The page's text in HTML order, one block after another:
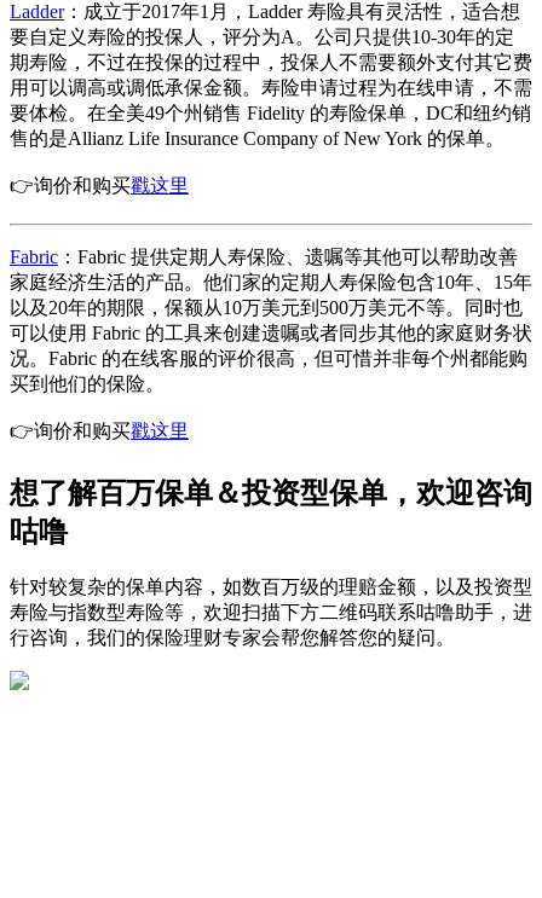
Ladder：成立于2017年1月，Ladder 寿险具有灵活性，适合想
要自定义寿险的投保人，评分为A。公司只提供10-30年的定
期寿险，不过在投保的过程中，投保人不需要额外支付其它费
用可以调高或调低承保金额。寿险申请过程为在线申请，不需
要体检。在全美49个州销售 Fidelity 的寿险保单，DC和纽约销
售的是Allianz Life Insurance Company of New York 的保单。
👉询价和购买戳这里
Fabric ：Fabric 提供定期人寿保险、遗嘱等其他可以帮助改善
家庭经济生活的产品。他们家的定期人寿保险包含10年、15年
以及20年的期限，保额从10万美元到500万美元不等。同时也
可以使用 Fabric 的工具来创建遗嘱或者同步其他的家庭财务状
况。Fabric 的在线客服的评价很高，但可惜并非每个州都能购
买到他们的保险。
👉询价和购买戳这里
想了解百万保单＆投资型保单，欢迎咨询
咕噜
针对较复杂的保单内容，如数百万级的理赔金额，以及投资型
寿险与指数型寿险等，欢迎扫描下方二维码联系咕噜助手，进
行咨询，我们的保险理财专家会帮您解答您的疑问。